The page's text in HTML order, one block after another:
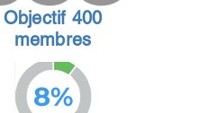
Objectif 400
membres
8%